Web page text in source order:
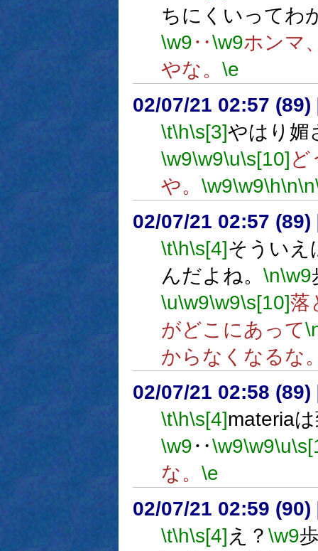
ちにくいってわ
\w9‥\w9ホンマ
やな。 \e
02/07/21 02:57 (89)
\t\h\s[3]やはり媚
\w9\w9\u\s[10]ど
や。 \w9\w9\h\n\n
02/07/21 02:57 (89)
\t\h\s[4]そういえ
んだよね。 \n\w9
\u\w9\w9\s[10]落
がどこにあって
からなくなるな
02/07/21 02:58 (89)
\t\h\s[4]materia
\w9‥\w9\w9\u
な。 \e
02/07/21 02:59 (90)
\t\h\s[4] え？ \w9